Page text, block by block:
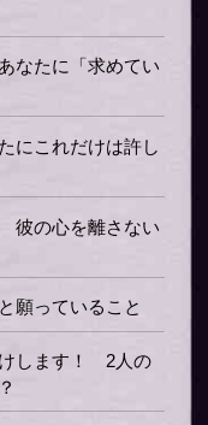
なたに「求めてい
にこれだけは許し
彼の心を離さない
願っていること
します！ 2人の